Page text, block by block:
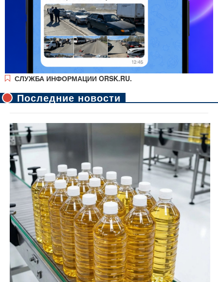
СЛУЖБА ИНФОРМАЦИИ ORSK.RU.
Последние новости